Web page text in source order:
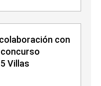
con
concurso
Villas